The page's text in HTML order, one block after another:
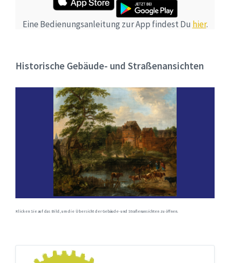
Eine Bedienungsanleitung zur App findest Du hier.
Historische Gebäude- und Straßenansichten
Klicken Sie auf das Bild, um die Übersicht der Gebäude- und Straßenansichten zu öffnen.